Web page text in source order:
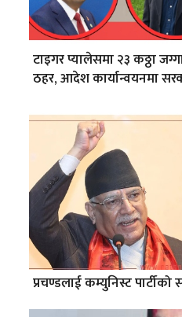
टाइगर प्यालेसमा २३ कठ्ठा
ठहर, आदेश कार्यान्वयनमा
प्रचण्डलाई कम्युनिस्ट पार्टीको